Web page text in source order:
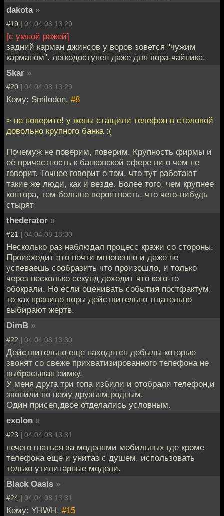
dakota »
#19 | 04.04.08 13:29
[с умной рожей]
задний карман джинсов у воров зовется "чужим
карманом". легкодоступен даже для вора-чайника.
Skar »
#20 | 04.04.08 13:29
Кому: Smilodon, #8
> не поверите! у жены стащили телефон в столовой
довольно крупного банка :(
Почемуж не поверим, поверим. Крупность фирмы и
её причастность к банковской сфере ни о чем не
говорит. Точнее говорит о том, что тут работают
такие же люди, как и везде. Более того, чем крупнее
контора, тем больше вероятность, что чего-нибудь
стырят
thederator »
#21 | 04.04.08 13:30
Несколько раз наблюдал процесс кражи со стороны.
Происходит это почти мгновенно и даже не
успеваешь сообразить что произошло, и только
через несколько секунд доходит что кого-то
обокрали. Но если оценивать события постфактум,
то как правило воры действительно тщательно
выбирают жертв.
DimB »
#22 | 04.04.08 13:30
Действительно еще находятся дебылы которые
звонят со свеже прихватизированного телефона не
выбрасывая симку.
У меня друга три гопа избили и отобрали телефон,и
звонили по нему друзьям,родным.
Один присел,двое отделались условным.
exolon »
#23 | 04.04.08 13:31
нечего гнаться за моделями мобильных где кроме
телефона еще и унитаз с душем, использовать
только утилитарные модели.
Black Oasis »
#24 | 04.04.08 13:31
Кому: YHWH, #15